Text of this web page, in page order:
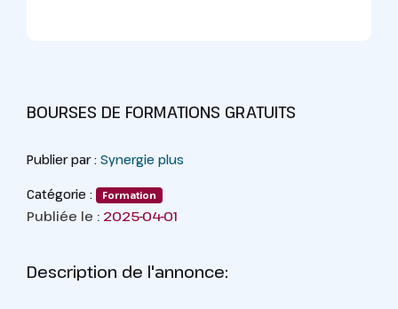
BOURSES DE FORMATIONS GRATUITS
Publier par : Synergie plus
Catégorie : Formation
Publiée le : 2025-04-01
Description de l'annonce: